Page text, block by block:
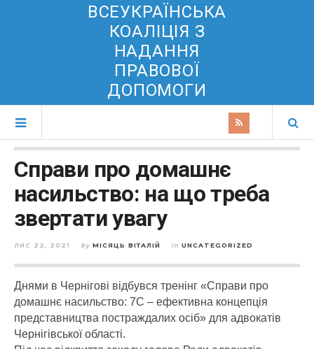
ВСЕУКРАЇНСЬКА
КОАЛІЦІЯ З
НАДАННЯ
ПРАВОВОЇ
ДОПОМОГИ
Cправи про домашнє
насильство: на що треба
звертати увагу
ЛИС 22, 2021 by МІСЯЦЬ ВІТАЛІЙ in UNCATEGORIZED
Днями в Чернігові відбувся тренінг «Справи про
домашнє насильство: 7С – ефективна концепція
представництва постраждалих осіб» для адвокатів
Чернігівської області.